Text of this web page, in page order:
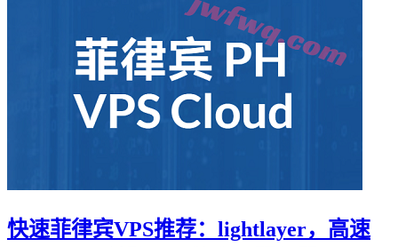
快速菲律宾VPS推荐：lightlayer，高速